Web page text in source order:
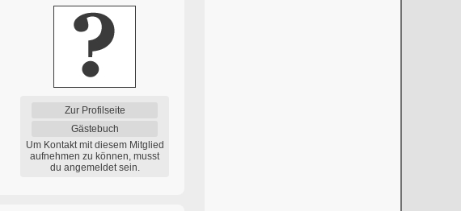
Zur Profilseite
Gästebuch
Um Kontakt mit diesem Mitglied
aufnehmen zu können, musst
du angemeldet sein.